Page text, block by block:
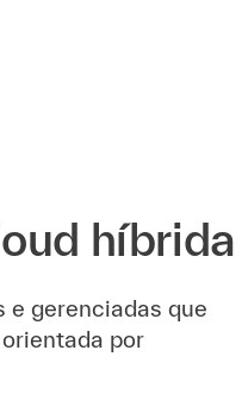
híbrida
e gerenciadas que
por